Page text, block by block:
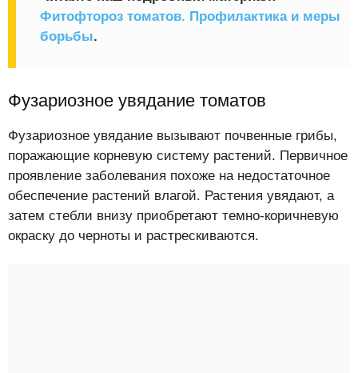
Фитофтороз томатов. Профилактика и меры
борьбы.
Фузариозное увядание томатов
Фузариозное увядание вызывают почвенные грибы,
поражающие корневую систему растений. Первичное
проявление заболевания похоже на недостаточное
обеспечение растений влагой. Растения увядают, а
затем стебли внизу приобретают темно-коричневую
окраску до черноты и растрескиваются.